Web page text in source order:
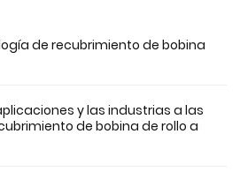
de recubrimiento de bobina
y las industrias a las
de bobina de rollo a